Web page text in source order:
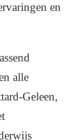
en
alle
Geleen,